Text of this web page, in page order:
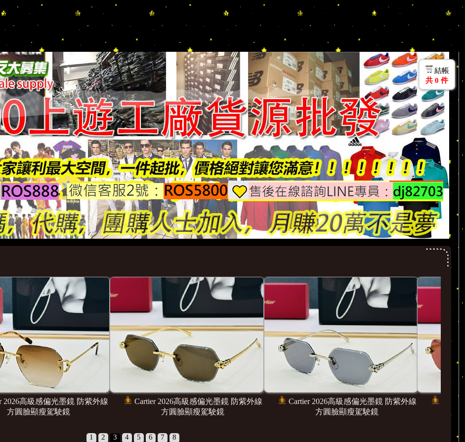
DIOR/Hermes/FENDI/MONCLER/Armani/Supreme/CK/Nike/Adidas/KENZO/Aape/衣服/包包/襯衫/T 恤/上衣/風衣/夾克/羽絨/
/肩背包/手提包/零錢包/涼鞋/運動鞋/球鞋/短靴/長靴/拖鞋/手拿包/名片夾/後背包/託特包/生活用品/腰包/水桶包/鑰匙圈/吊飾/旅行袋/護
｜可批發｜團購長期配合 現貨充足 詢問秒回 快速出貨/歡迎批發 團購 擺灘 待業媽媽 代購 團購人士加入 LINE ID:dj82703 官網選
結帳
共 0 件
Cartier 2026高級感偏光墨鏡 防紫外線
方圓臉顯瘦駕駛鏡
Cartier 2026高級感偏光墨鏡 防紫外線
方圓臉顯瘦駕駛鏡
Cartier 2026高級感偏光墨鏡 防紫外線
方圓臉顯瘦駕駛鏡
1 2 3 4 5 6 7 8